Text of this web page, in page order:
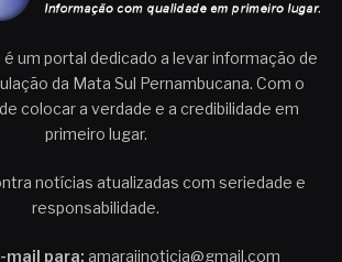
um portal dedicado a levar informação de
da Mata Sul Pernambucana. Com o
colocar a verdade e a credibilidade em
primeiro lugar.
notícias atualizadas com seriedade e
responsabilidade.
mail para: amarajinoticia@gmail.com